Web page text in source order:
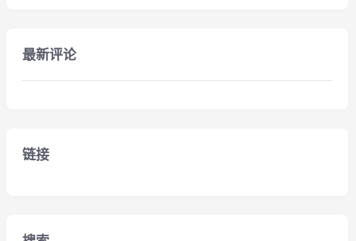
最新评论
链接